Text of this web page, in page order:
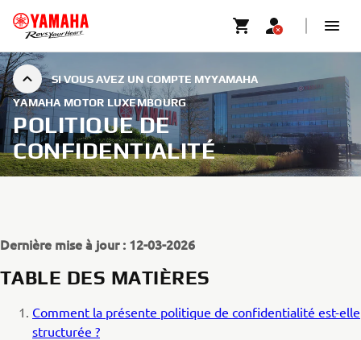
SI VOUS AVEZ UN COMPTE MYYAMAHA
YAMAHA MOTOR LUXEMBOURG
POLITIQUE DE
CONFIDENTIALITÉ
Dernière mise à jour : 12-03-2026
TABLE DES MATIÈRES
Comment la présente politique de confidentialité est-elle
structurée ?